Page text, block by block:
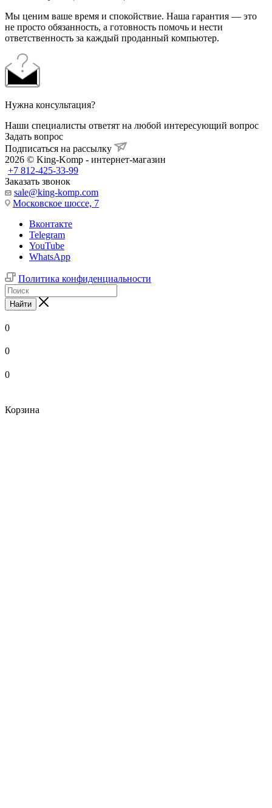
Мы ценим ваше время и спокойствие. Наша гарантия — это
не просто обязанность, а готовность помочь и нести
ответственность за каждый проданный компьютер.
Нужна консультация?
Наши специалисты ответят на любой интересующий вопрос
Задать вопрос
Подписаться на рассылку
2026 © King-Komp - интернет-магазин
+7 812-425-33-99
Заказать звонок
sale@king-komp.com
Московское шоссе, 7
Вконтакте
Telegram
YouTube
WhatsApp
Политика конфиденциальности
Найти
0
0
0
Корзина